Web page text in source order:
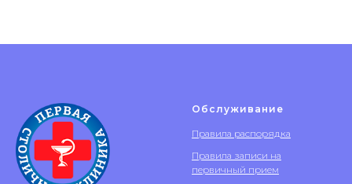
Обслуживание
Правила распорядка
Правила записи на
первичный прием